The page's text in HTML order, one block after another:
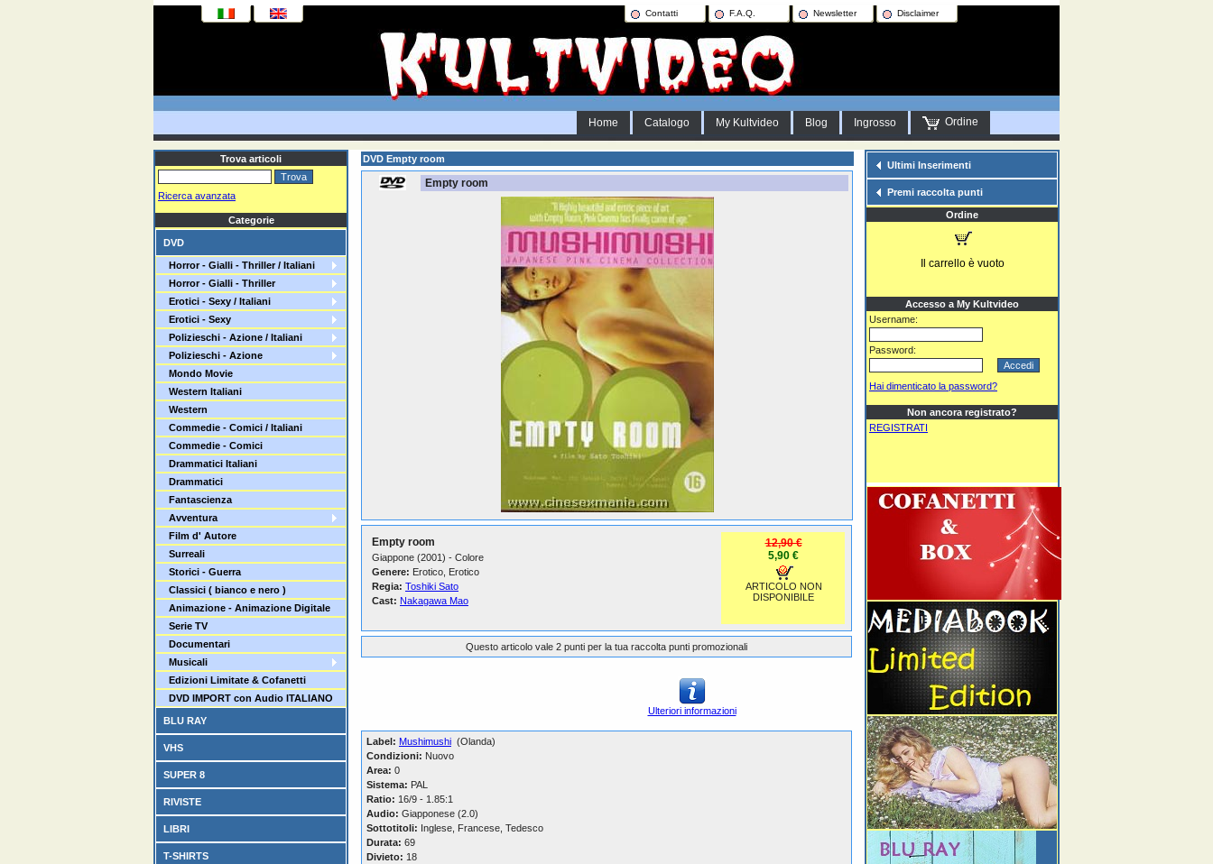
Contatti F.A.Q. Newsletter Disclaimer
Home Catalogo My Kultvideo Blog Ingrosso Ordine
Trova articoli
Ricerca avanzata
Categorie
DVD
Horror - Gialli - Thriller / Italiani
Horror - Gialli - Thriller
Erotici - Sexy / Italiani
Erotici - Sexy
Polizieschi - Azione / Italiani
Polizieschi - Azione
Mondo Movie
Western Italiani
Western
Commedie - Comici / Italiani
Commedie - Comici
Drammatici Italiani
Drammatici
Fantascienza
Avventura
Film d' Autore
Surreali
Storici - Guerra
Classici ( bianco e nero )
Animazione - Animazione Digitale
Serie TV
Documentari
Musicali
Edizioni Limitate & Cofanetti
DVD IMPORT con Audio ITALIANO
BLU RAY
VHS
SUPER 8
RIVISTE
LIBRI
T-SHIRTS
DVD Empty room
Empty room
Empty room
Giappone (2001) - Colore
Genere: Erotico, Erotico
Regia: Toshiki Sato
Cast: Nakagawa Mao
12,90 €
5,90 €
ARTICOLO NON
DISPONIBILE
Questo articolo vale 2 punti per la tua raccolta punti promozionali
Ulteriori informazioni
Label: Mushimushi (Olanda)
Condizioni: Nuovo
Area: 0
Sistema: PAL
Ratio: 16/9 - 1.85:1
Audio: Giapponese (2.0)
Sottotitoli: Inglese, Francese, Tedesco
Durata: 69
Divieto: 18
Ultimi Inserimenti
Premi raccolta punti
Ordine
Il carrello è vuoto
Accesso a My Kultvideo
Username:
Password:
Hai dimenticato la password?
Non ancora registrato?
REGISTRATI